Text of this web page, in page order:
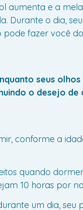
aumenta e a
Durante o dia,
fazer você
seus
o desejo
conforme a
quando
10 horas por
um dia, seu